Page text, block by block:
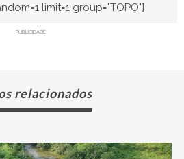
limit=1 group="TOPO"]
PUBLICIDADE
relacionados